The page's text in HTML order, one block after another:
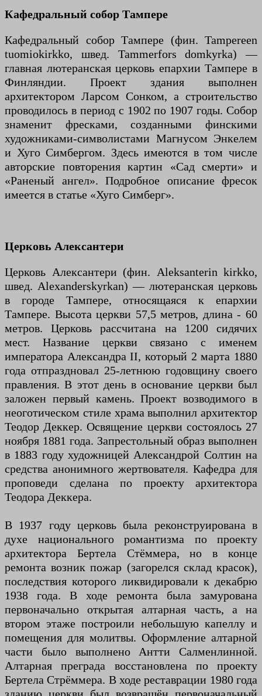
Кафедральный собор Тампере
Кафедральный собор Тампере (фин. Tampereen
tuomiokirkko, швед. Tammerfors domkyrka) —
главная лютеранская церковь епархии Тампере в
Финляндии. Проект здания выполнен
архитектором Ларсом Сонком, а строительство
проводилось в период с 1902 по 1907 годы. Собор
знаменит фресками, созданными финскими
художниками-символистами Магнусом Энкелем
и Хуго Симбергом. Здесь имеются в том числе
авторские повторения картин «Сад смерти» и
«Раненый ангел». Подробное описание фресок
имеется в статье «Хуго Симберг».
Церковь Алексантери
Церковь Алексантери (фин. Aleksanterin kirkko,
швед. Alexanderskyrkan) — лютеранская церковь
в городе Тампере, относящаяся к епархии
Тампере. Высота церкви 57,5 метров, длина - 60
метров. Церковь рассчитана на 1200 сидячих
мест. Название церкви связано с именем
императора Александра II, который 2 марта 1880
года отпраздновал 25-летнюю годовщину своего
правления. В этот день в основание церкви был
заложен первый камень. Проект возводимого в
неоготическом стиле храма выполнил архитектор
Теодор Деккер. Освящение церкви состоялось 27
ноября 1881 года. Запрестольный образ выполнен
в 1883 году художницей Александрой Солтин на
средства анонимного жертвователя. Кафедра для
проповеди сделана по проекту архитектора
Теодора Деккера.
В 1937 году церковь была реконструирована в
духе национального романтизма по проекту
архитектора Бертела Стёммера, но в конце
ремонта возник пожар (загорелся склад красок),
последствия которого ликвидировали к декабрю
1938 года. В ходе ремонта была замурована
первоначально открытая алтарная часть, а на
втором этаже построили небольшую капеллу и
помещения для молитвы. Оформление алтарной
части было выполнено Антти Салменлинной.
Алтарная преграда восстановлена по проекту
Бертела Стрёммера. В ходе реставрации 1980 года